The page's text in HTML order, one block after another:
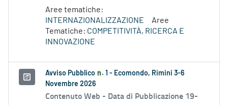
Aree tematiche:
INTERNAZIONALIZZAZIONE
Aree
Tematiche: COMPETITIVITÀ, RICERCA E
INNOVAZIONE
Avviso Pubblico n . 1 - Ecomondo, Rimini 3-6
Novembre 2026
Contenuto Web - Data di Pubblicazione 19-